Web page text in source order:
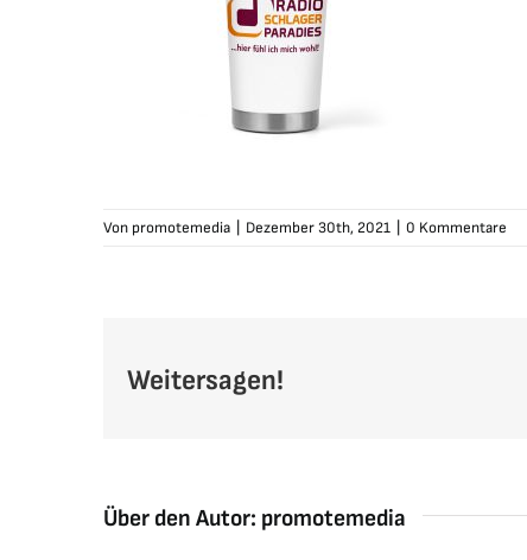
Von promotemedia Dezember 30th, 2021 0 Kommentare
Weitersagen!
Über den Autor: promotemedia